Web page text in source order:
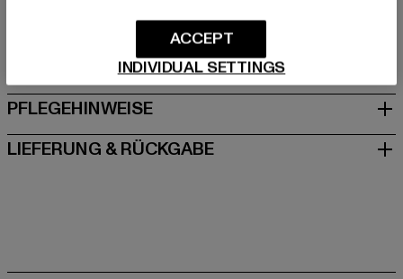
GRÖSSE & PASSFORM
PFLEGEHINWEISE
LIEFERUNG & RÜCKGABE
INDIVIDUAL SETTINGS
ACCEPT